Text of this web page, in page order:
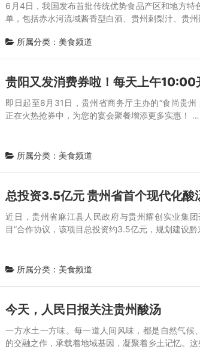
6月4日，我国发布首批传统优势食品产区和地方特
单，包括赤水河流域酱香型白酒、贵州刺梨汁、贵
所属分类：美食频道
贵阳又发消费券啦！每天上午10:00
即日起至8月31日，贵州省商务厅主办的“食尚贵州
正在火热抢券中，为您的宴会聚餐增添更多实惠！
所属分类：美食频道
总投资3.5亿元 贵州省首个现代化酸
近日，贵州省麻江县人民政府与贵州耀创实业集
目”合作协议，该项目总投资约3.5亿元，规划建设
所属分类：美食频道
今天，人民日报关注贵州酸汤
一方水土一方味。每一道人间风味，都是自然气候
的交融之作，承载着地域基因，凝聚着乡土记忆。